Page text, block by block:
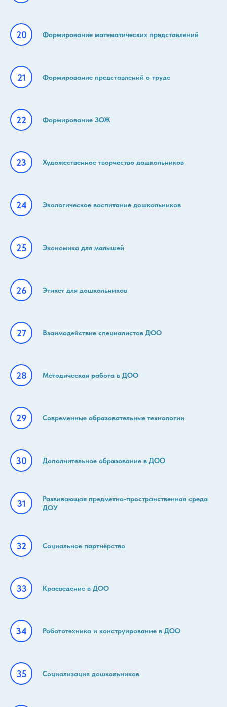
Формирование математических представлений
Формирование представлений о труде
Формирование ЗОЖ
Художественное творчество дошкольников
Экологическое воспитание дошкольников
Экономика для малышей
Этикет для дошкольников
Взаимодействие специалистов ДОО
Методическая работа в ДОО
Современные образовательные технологии
Дополнительное образование в ДОО
Развивающая предметно-пространственная среда
ДОУ
Социальное партнёрство
Краеведение в ДОО
Робототехника и конструирование в ДОО
Социализация дошкольников